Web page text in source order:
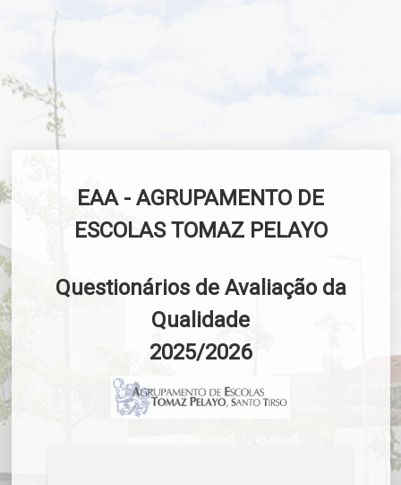
EAA - AGRUPAMENTO DE
ESCOLAS TOMAZ PELAYO
Questionários de Avaliação da
Qualidade
2025/2026